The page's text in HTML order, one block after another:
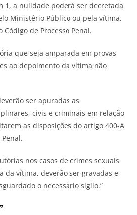
1, a nulidade poderá ser decretada
Ministério Público ou pela vítima,
de Processo Penal.
que seja amparada em provas
ao depoimento da vítima não
ser apuradas as
civis e criminais em relação
as disposições do artigo 400-A
Penal.
nos casos de crimes sexuais
da vítima, deverão ser gravadas e
o necessário sigilo.”